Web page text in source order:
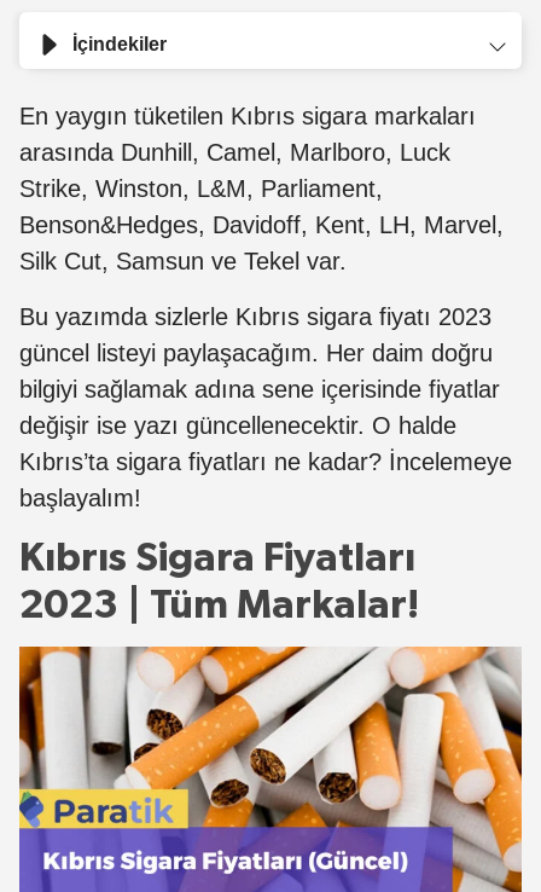
İçindekiler
En yaygın tüketilen Kıbrıs sigara markaları
arasında Dunhill, Camel, Marlboro, Luck
Strike, Winston, L&M, Parliament,
Benson&Hedges, Davidoff, Kent, LH, Marvel,
Silk Cut, Samsun ve Tekel var.
Bu yazımda sizlerle Kıbrıs sigara fiyatı 2023
güncel listeyi paylaşacağım. Her daim doğru
bilgiyi sağlamak adına sene içerisinde fiyatlar
değişir ise yazı güncellenecektir. O halde
Kıbrıs’ta sigara fiyatları ne kadar? İncelemeye
başlayalım!
Kıbrıs Sigara Fiyatları
2023 | Tüm Markalar!